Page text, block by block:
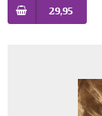
29,95